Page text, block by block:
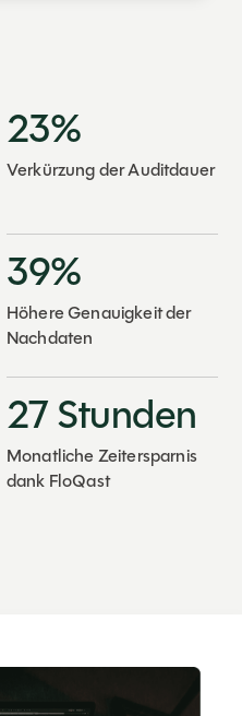
23%
Verkürzung der Auditdauer
39%
Höhere Genauigkeit der
Nachdaten
27 Stunden
Monatliche Zeitersparnis
dank FloQast